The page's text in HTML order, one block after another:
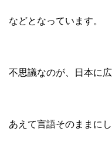
などとなっています。
不思議なのが、日本に
あえて言語そのままに